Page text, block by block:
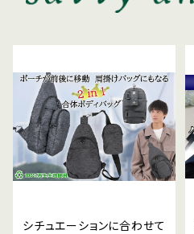
シチュエーションに合わせて